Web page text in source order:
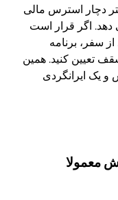
دچار استرس مالی
دهد. اگر قرار است
سفر، برنامه
تعیین کنید. همین
و یک ایرانگردی
بخش معمولا